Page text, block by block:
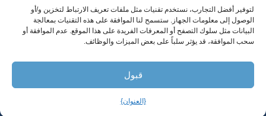
لتوفير أفضل التجارب، نستخدم تقنيات مثل ملفات تعريف الارتباط لتخزين و/أو
الوصول إلى معلومات الجهاز. ستسمح لنا الموافقة على هذه التقنيات بمعالجة
البيانات مثل سلوك التصفح أو المعرفات الفريدة على هذا الموقع. عدم الموافقة أو
سحب الموافقة، قد يؤثر سلباً على بعض الميزات والوظائف.
قبول
{العنوان}
325 W Gowe Street، كينت، واشنطن 98032
حقوق الطبع والنشر 2025 وادي المدن للرعاية الصحية